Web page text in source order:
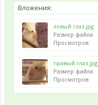
Вложения:
левый глаз.jpg
Размер файла:
Просмотров:
правый глаз.jpg
Размер файла:
Просмотров: